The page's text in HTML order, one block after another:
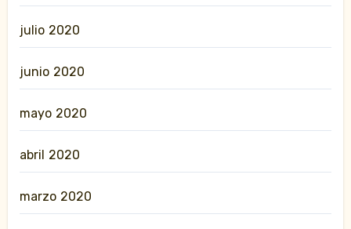
julio 2020
junio 2020
mayo 2020
abril 2020
marzo 2020